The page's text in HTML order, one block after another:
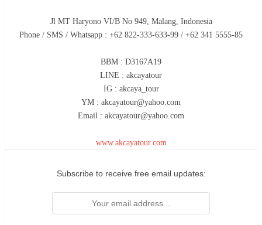
Jl MT Haryono VI/B No 949, Malang, Indonesia
Phone / SMS / Whatsapp : +62 822-333-633-99 / +62 341 5555-85
BBM : D3167A19
LINE : akcayatour
IG : akcaya_tour
YM : akcayatour@yahoo.com
Email : akcayatour@yahoo.com
www.akcayatour.com
Subscribe to receive free email updates: